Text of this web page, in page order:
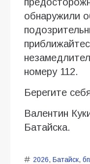
обнаружили
номеру 112.
Берегите
Валентин
Батайска.
2026, Батайск,